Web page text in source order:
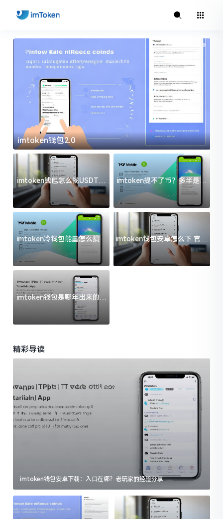
imtoken钱包2.0
imtoken钱包怎么找USDT地
址？三步搞定不踩坑
imtoken提不了币？多半是这
几件事没处理好
imtoken冷钱包能量怎么搞？
过来人告诉你门道
imtoken钱包安卓怎么下 官方
渠道避坑指南
imtoken钱包是哪年出来的？
一文给你说清楚
精彩导读
imtoken钱包安卓下载：入口在哪？老玩家的经验分享